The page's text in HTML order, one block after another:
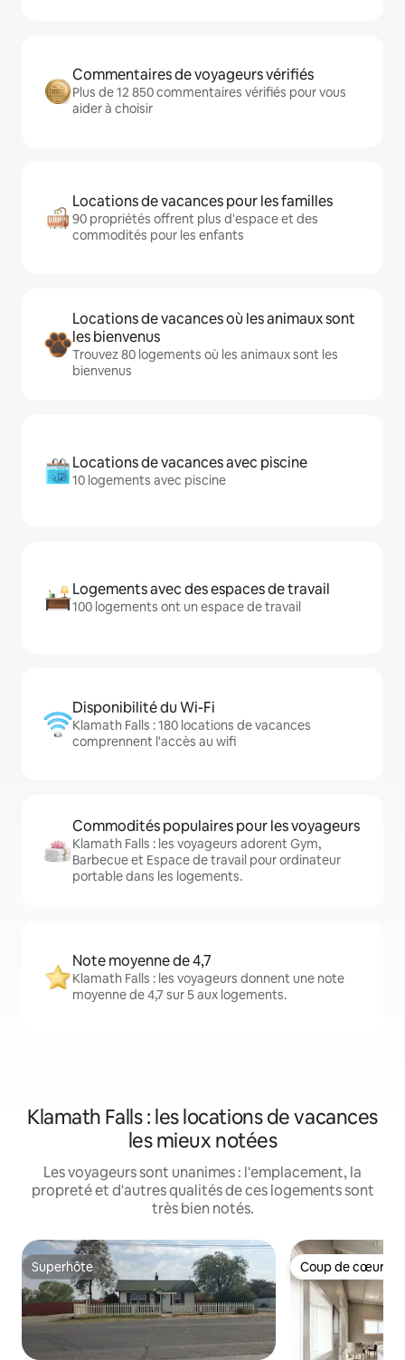
Commentaires de voyageurs vérifiés
Plus de 12 850 commentaires vérifiés pour vous
aider à choisir
Locations de vacances pour les familles
90 propriétés offrent plus d'espace et des
commodités pour les enfants
Locations de vacances où les animaux sont
les bienvenus
Trouvez 80 logements où les animaux sont les
bienvenus
Locations de vacances avec piscine
10 logements avec piscine
Logements avec des espaces de travail
100 logements ont un espace de travail
Disponibilité du Wi-Fi
Klamath Falls : 180 locations de vacances
comprennent l'accès au wifi
Commodités populaires pour les voyageurs
Klamath Falls : les voyageurs adorent Gym,
Barbecue et Espace de travail pour ordinateur
portable dans les logements.
Note moyenne de 4,7
Klamath Falls : les voyageurs donnent une note
moyenne de 4,7 sur 5 aux logements.
Klamath Falls : les locations de vacances
les mieux notées
Les voyageurs sont unanimes : l'emplacement, la
propreté et d'autres qualités de ces logements sont
très bien notés.
Superhôte
Superhôte Coup de cœur
Coup de cœur